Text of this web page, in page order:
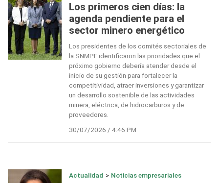
Los primeros cien días: la
agenda pendiente para el
sector minero energético
Los presidentes de los comités sectoriales de
la SNMPE identificaron las prioridades que el
próximo gobierno debería atender desde el
inicio de su gestión para fortalecer la
competitividad, atraer inversiones y garantizar
un desarrollo sostenible de las actividades
minera, eléctrica, de hidrocarburos y de
proveedores.
30/07/2026 / 4:46 PM
Actualidad > Noticias empresariales